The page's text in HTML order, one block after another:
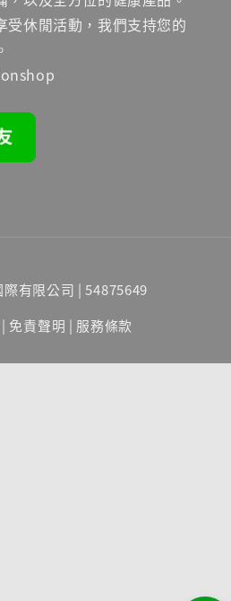
受休閒活動，我們支持您的
有限公司 | 54875649
| 免責聲明 | 服務條款